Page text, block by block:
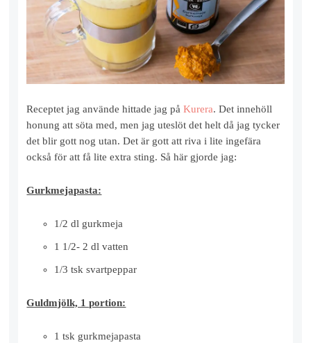
Receptet jag använde hittade jag påKurera. Det innehöll
honung att söta med, men jag uteslöt det helt då jag tycker
det blir gott nog utan. Det är gott att riva i lite ingefära
också för att få lite extra sting. Så här gjorde jag:
Gurkmejapasta:
1/2 dl gurkmeja
1 1/2- 2 dl vatten
1/3 tsk svartpeppar
Guldmjölk, 1 portion:
1 tsk gurkmejapasta